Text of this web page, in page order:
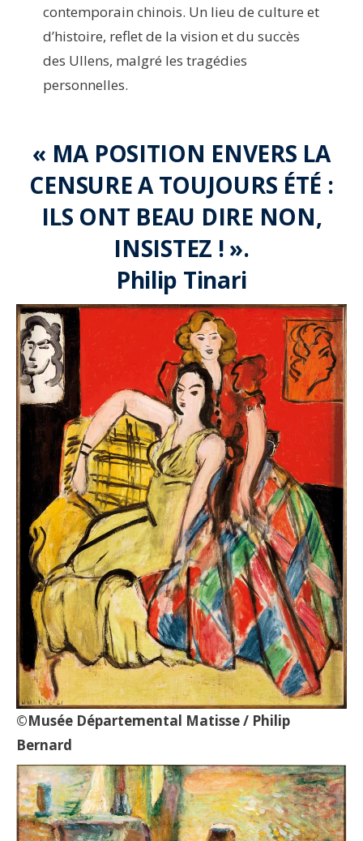
contemporain chinois. Un lieu de culture et
d’histoire, reflet de la vision et du succès
des Ullens, malgré les tragédies
personnelles.
« MA POSITION ENVERS LA
CENSURE A TOUJOURS ÉTÉ :
ILS ONT BEAU DIRE NON,
INSISTEZ ! ».
Philip Tinari
©Musée Départemental Matisse / Philip
Bernard